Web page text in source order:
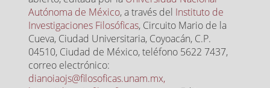
Autónoma de México, a través del Instituto de
Investigaciones Filosóficas, Circuito Mario de la
Cueva, Ciudad Universitaria, Coyoacán, C.P.
04510, Ciudad de México, teléfono 5622 7437,
correo electrónico:
dianoiaojs@filosoficas.unam.mx,